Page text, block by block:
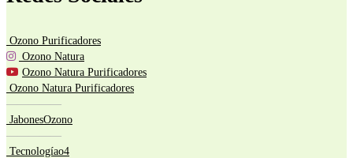
Ozono Purificadores
Ozono Natura
Ozono Natura Purificadores
Ozono Natura Purificadores
—————
JabonesOzono
—————
Tecnologíao4